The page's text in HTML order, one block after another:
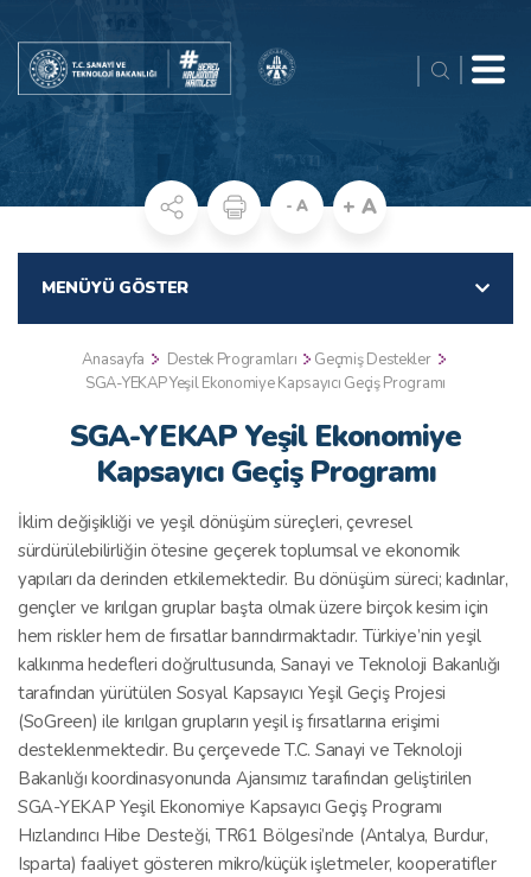
- A + A
MENÜYÜ GÖSTER
Anasayfa Destek Programları
Geçmiş Destekler
SGA-YEKAP Yeşil Ekonomiye Kapsayıcı Geçiş Programı
SGA-YEKAP Yeşil Ekonomiye
Kapsayıcı Geçiş Programı
İklim değişikliği ve yeşil dönüşüm süreçleri, çevresel
sürdürülebilirliğin ötesine geçerek toplumsal ve ekonomik
yapıları da derinden etkilemektedir. Bu dönüşüm süreci; kadınlar,
gençler ve kırılgan gruplar başta olmak üzere birçok kesim için
hem riskler hem de fırsatlar barındırmaktadır. Türkiye’nin yeşil
kalkınma hedefleri doğrultusunda, Sanayi ve Teknoloji Bakanlığı
tarafından yürütülen Sosyal Kapsayıcı Yeşil Geçiş Projesi
(SoGreen) ile kırılgan grupların yeşil iş fırsatlarına erişimi
desteklenmektedir. Bu çerçevede T.C. Sanayi ve Teknoloji
Bakanlığı koordinasyonunda Ajansımız tarafından geliştirilen
SGA-YEKAP Yeşil Ekonomiye Kapsayıcı Geçiş Programı
Hızlandırıcı Hibe Desteği, TR61 Bölgesi’nde (Antalya, Burdur,
Isparta) faaliyet gösteren mikro/küçük işletmeler, kooperatifler